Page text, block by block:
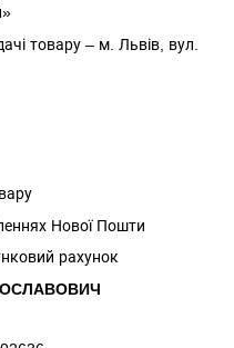
товару – м. Львів, вул.
Нової Пошти
рахунок